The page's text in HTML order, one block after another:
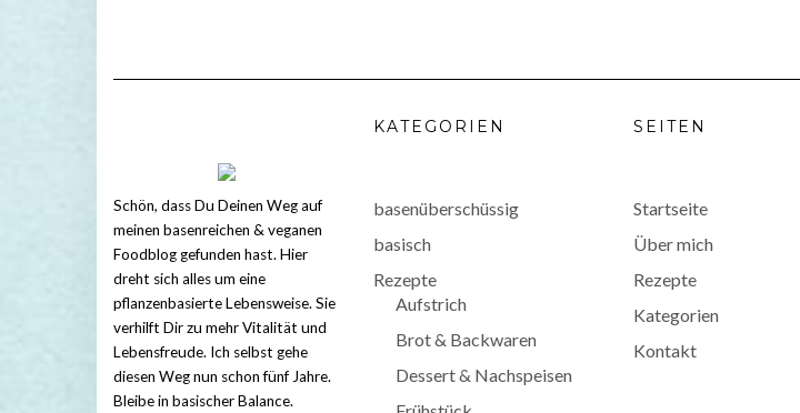
Schön, dass Du Deinen Weg auf
meinen basenreichen & veganen
Foodblog gefunden hast. Hier
dreht sich alles um eine
pflanzenbasierte Lebensweise. Sie
verhilft Dir zu mehr Vitalität und
Lebensfreude. Ich selbst gehe
diesen Weg nun schon fünf Jahre.
Bleibe in basischer Balance.
KATEGORIEN
basenüberschüssig
basisch
Rezepte
Aufstrich
Brot & Backwaren
Dessert & Nachspeisen
SEITEN
Startseite
Über mich
Rezepte
Kategorien
Kontakt